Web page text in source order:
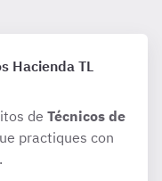
Hacienda TL
de Técnicos de
practiques con